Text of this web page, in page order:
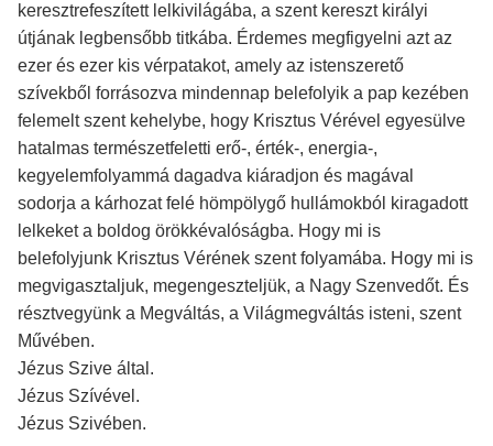
keresztrefeszített lelkivilágába, a szent kereszt királyi
útjának legbensőbb titkába. Érdemes megfigyelni azt az
ezer és ezer kis vérpatakot, amely az istenszerető
szívekből forrásozva mindennap belefolyik a pap kezében
felemelt szent kehelybe, hogy Krisztus Vérével egyesülve
hatalmas természetfeletti erő-, érték-, energia-,
kegyelemfolyammá dagadva kiáradjon és magával
sodorja a kárhozat felé hömpölygő hullámokból kiragadott
lelkeket a boldog örökkévalóságba. Hogy mi is
belefolyjunk Krisztus Vérének szent folyamába. Hogy mi is
megvigasztaljuk, megengeszteljük, a Nagy Szenvedőt. És
résztvegyünk a Megváltás, a Világmegváltás isteni, szent
Művében.
Jézus Szive által.
Jézus Szívével.
Jézus Szivében.